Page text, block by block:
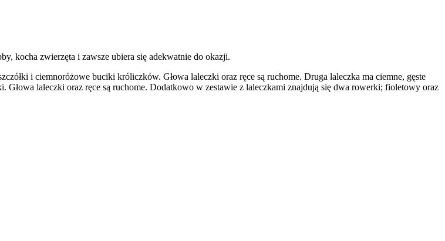
kocha zwierzęta i zawsze ubiera się adekwatnie do okazji.
i ciemnoróżowe buciki króliczków. Głowa laleczki oraz ręce są ruchome. Druga laleczka ma ciemne, gęste
Głowa laleczki oraz ręce są ruchome. Dodatkowo w zestawie z laleczkami znajdują się dwa rowerki; fioletowy oraz